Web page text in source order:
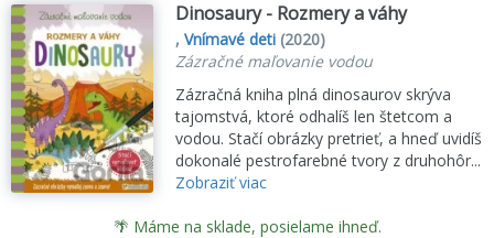
Dinosaury - Rozmery a váhy
,Vnímavé deti (2020)
Zázračné maľovanie vodou
Zázračná kniha plná dinosaurov skrýva
tajomstvá, ktoré odhalíš len štetcom a
vodou. Stačí obrázky pretrieť, a hneď uvidíš
dokonalé pestrofarebné tvory z druhohôr...
Zobraziť viac
🌴 Máme na sklade, posielame ihneď.